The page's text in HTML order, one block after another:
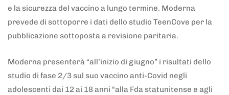
e la sicurezza del vaccino a lungo termine. Moderna
prevede di sottoporre i dati dello studio TeenCove per la
pubblicazione sottoposta a revisione paritaria.
Moderna presenterà “all’inizio di giugno” i risultati dello
studio di fase 2/3 sul suo vaccino anti-Covid negli
adolescenti dai 12 ai 18 anni “alla Fda statunitense e agli